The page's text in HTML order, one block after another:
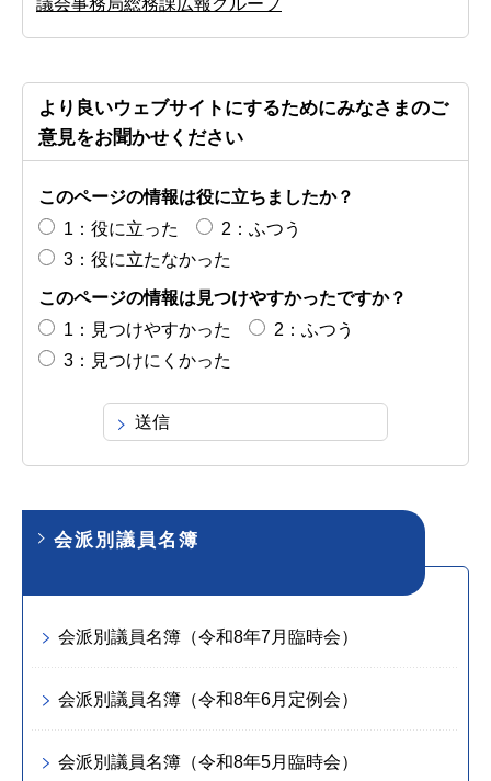
議会事務局総務課広報グループ
より良いウェブサイトにするためにみなさまのご
意見をお聞かせください
このページの情報は役に立ちましたか？
1：役に立った
2：ふつう
3：役に立たなかった
このページの情報は見つけやすかったですか？
1：見つけやすかった
2：ふつう
3：見つけにくかった
会派別議員名簿
会派別議員名簿（令和8年7月臨時会）
会派別議員名簿（令和8年6月定例会）
会派別議員名簿（令和8年5月臨時会）